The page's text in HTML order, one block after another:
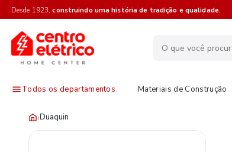
Desde 1923,construindo uma história de tradição e qualidade.
Todos os departamentos Materiais de Construção
›Duaquin